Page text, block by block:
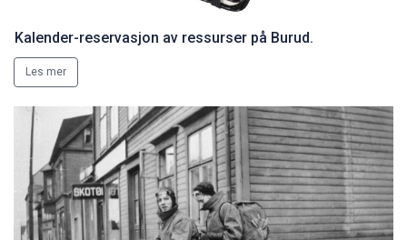
Kalender-reservasjon av ressurser på Burud.
Les mer